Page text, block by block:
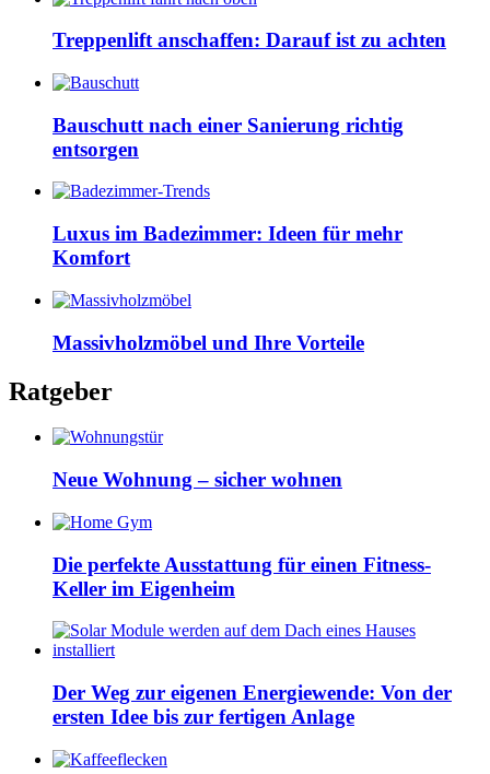
Treppenlift anschaffen: Darauf ist zu achten
Bauschutt nach einer Sanierung richtig
entsorgen
Luxus im Badezimmer: Ideen für mehr
Komfort
Massivholzmöbel und Ihre Vorteile
Ratgeber
Neue Wohnung – sicher wohnen
Die perfekte Ausstattung für einen Fitness-
Keller im Eigenheim
Der Weg zur eigenen Energiewende: Von der
ersten Idee bis zur fertigen Anlage